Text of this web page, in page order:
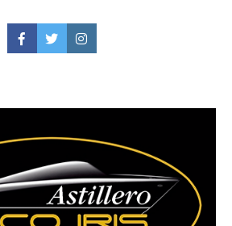
FacebookTwitterInstagram